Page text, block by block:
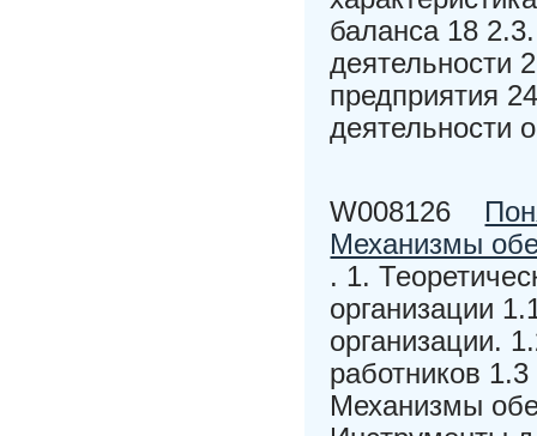
баланса 18
деятельности
предприятия
деятельности о
W008126
Механизмы
. 1.
организации
организации.
работников
Механизмы